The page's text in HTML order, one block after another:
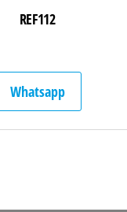
REF112
Whatsapp